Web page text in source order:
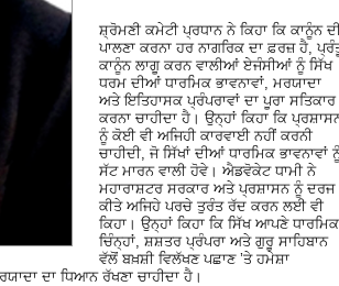
ਸ਼੍ਰੋਮਣੀ ਕਮੇਟੀ ਪ੍ਰਧਾਨ ਨੇ ਕਿਹਾ ਕਿ ਕਾਨੂੰਨ
ਪਾਲਣਾ ਕਰਨਾ ਹਰ ਨਾਗਰਿਕ ਦਾ ਫ਼ਰਜ਼ ਹੈ,
ਕਾਨੂੰਨ ਲਾਗੂ ਕਰਨ ਵਾਲੀਆਂ ਏਜੰਸੀਆਂ ਨੂੰ ਸਿੱਖ
ਧਰਮ ਦੀਆਂ ਧਾਰਮਿਕ ਭਾਵਨਾਵਾਂ, ਮਰਯਾਦਾ
ਅਤੇ ਇਤਿਹਾਸਕ ਪ੍ਰੰਪਰਾਵਾਂ ਦਾ ਪੂਰਾ ਸਤਿਕਾਰ
ਕਰਨਾ ਚਾਹੀਦਾ ਹੈ। ਉਨ੍ਹਾਂ ਕਿਹਾ ਕਿ
ਨੂੰ ਕੋਈ ਵੀ ਅਜਿਹੀ ਕਾਰਵਾਈ ਨਹੀਂ ਕਰਨੀ
ਚਾਹੀਦੀ, ਜੋ ਸਿੱਖਾਂ ਦੀਆਂ ਧਾਰਮਿਕ ਭਾਵਨਾਵਾਂ
ਸੱਟ ਮਾਰਨ ਵਾਲੀ ਹੋਵੇ। ਐਡਵੋਕੇਟ ਧਾਮੀ ਨੇ
ਮਹਾਰਾਸ਼ਟਰ ਸਰਕਾਰ ਅਤੇ ਪ੍ਰਸ਼ਾਸਨ ਨੂੰ ਦਰਜ
ਕੀਤੇ ਅਜਿਹੇ ਪਰਚੇ ਤੁਰੰਤ ਰੱਦ ਕਰਨ ਲਈ ਵੀ
ਕਿਹਾ। ਉਨ੍ਹਾਂ ਕਿਹਾ ਕਿ ਸਿੱਖ ਆਪਣੇ ਧਾਰਮਿਕ
ਚਿੰਨ੍ਹਾਂ, ਸ਼ਸ਼ਤਰ ਪ੍ਰੰਪਰਾ ਅਤੇ ਗੁਰੂ ਸਾਹਿਬਾਨ
ਵੱਲੋਂ ਬਖ਼ਸ਼ੀ ਵਿਲੱਖਣ ਪਛਾਣ ’ਤੇ ਹਮੇਸ਼ਾ
ਦਾ ਧਿਆਨ ਰੱਖਣਾ ਚਾਹੀਦਾ ਹੈ।